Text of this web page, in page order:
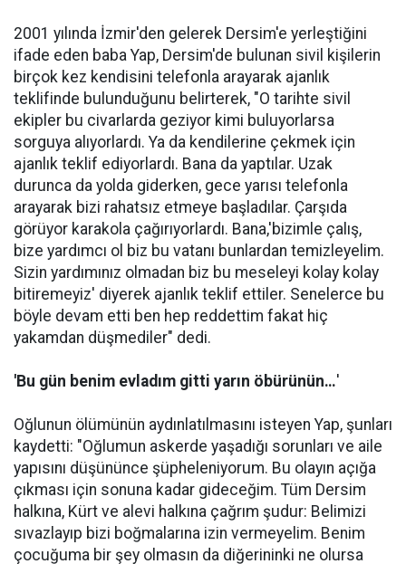
2001 yılında İzmir'den gelerek Dersim'e yerleştiğini
ifade eden baba Yap, Dersim'de bulunan sivil kişilerin
birçok kez kendisini telefonla arayarak ajanlık
teklifinde bulunduğunu belirterek, "O tarihte sivil
ekipler bu civarlarda geziyor kimi buluyorlarsa
sorguya alıyorlardı. Ya da kendilerine çekmek için
ajanlık teklif ediyorlardı. Bana da yaptılar. Uzak
durunca da yolda giderken, gece yarısı telefonla
arayarak bizi rahatsız etmeye başladılar. Çarşıda
görüyor karakola çağırıyorlardı. Bana,'bizimle çalış,
bize yardımcı ol biz bu vatanı bunlardan temizleyelim.
Sizin yardımınız olmadan biz bu meseleyi kolay kolay
bitiremeyiz' diyerek ajanlık teklif ettiler. Senelerce bu
böyle devam etti ben hep reddettim fakat hiç
yakamdan düşmediler" dedi.
'Bu gün benim evladım gitti yarın öbürünün…'
Oğlunun ölümünün aydınlatılmasını isteyen Yap, şunları
kaydetti: "Oğlumun askerde yaşadığı sorunları ve aile
yapısını düşününce şüpheleniyorum. Bu olayın açığa
çıkması için sonuna kadar gideceğim. Tüm Dersim
halkına, Kürt ve alevi halkına çağrım şudur: Belimizi
sıvazlayıp bizi boğmalarına izin vermeyelim. Benim
çocuğuma bir şey olmasın da diğerininki ne olursa